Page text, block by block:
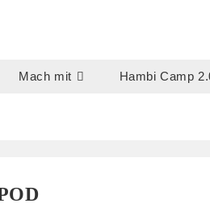
Mach mit Hambi Camp